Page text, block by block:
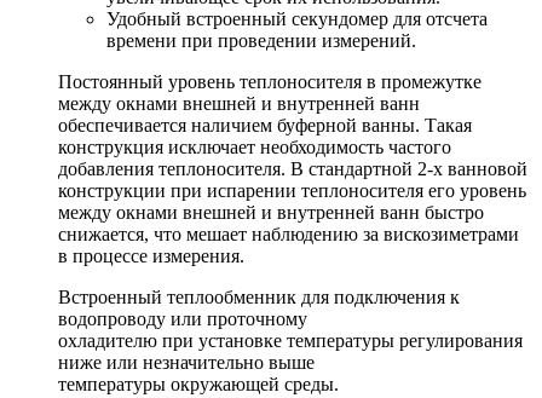
Удобный встроенный секундомер для отсчета
времени при проведении измерений.
Постоянный уровень теплоносителя в промежутке
между окнами внешней и внутренней ванн
обеспечивается наличием буферной ванны. Такая
конструкция исключает необходимость частого
добавления теплоносителя. В стандартной 2-х ванновой
конструкции при испарении теплоносителя его уровень
между окнами внешней и внутренней ванн быстро
снижается, что мешает наблюдению за вискозиметрами
в процессе измерения.
Встроенный теплообменник для подключения к
водопроводу или проточному
охладителю при установке температуры регулирования
ниже или незначительно выше
температуры окружающей среды.